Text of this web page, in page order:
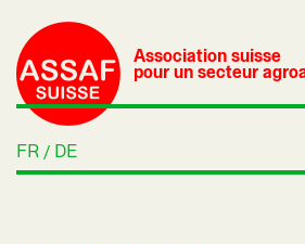
FR DE
Association suisse
pour un secteur